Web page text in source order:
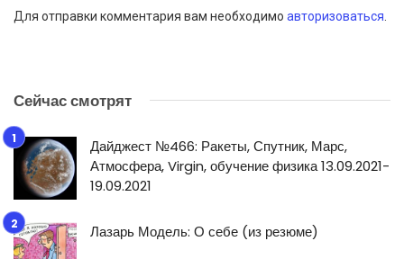
Для отправки комментария вам необходимо авторизоваться
Сейчас смотрят
Дайджест №466: Ракеты, Спутник, Марс,
Атмосфера, Virgin, обучение физика 13.09.2021-
19.09.2021
Лазарь Модель: О себе (из резюме)